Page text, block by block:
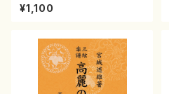
沢井比河流/楽譜）
¥1,100